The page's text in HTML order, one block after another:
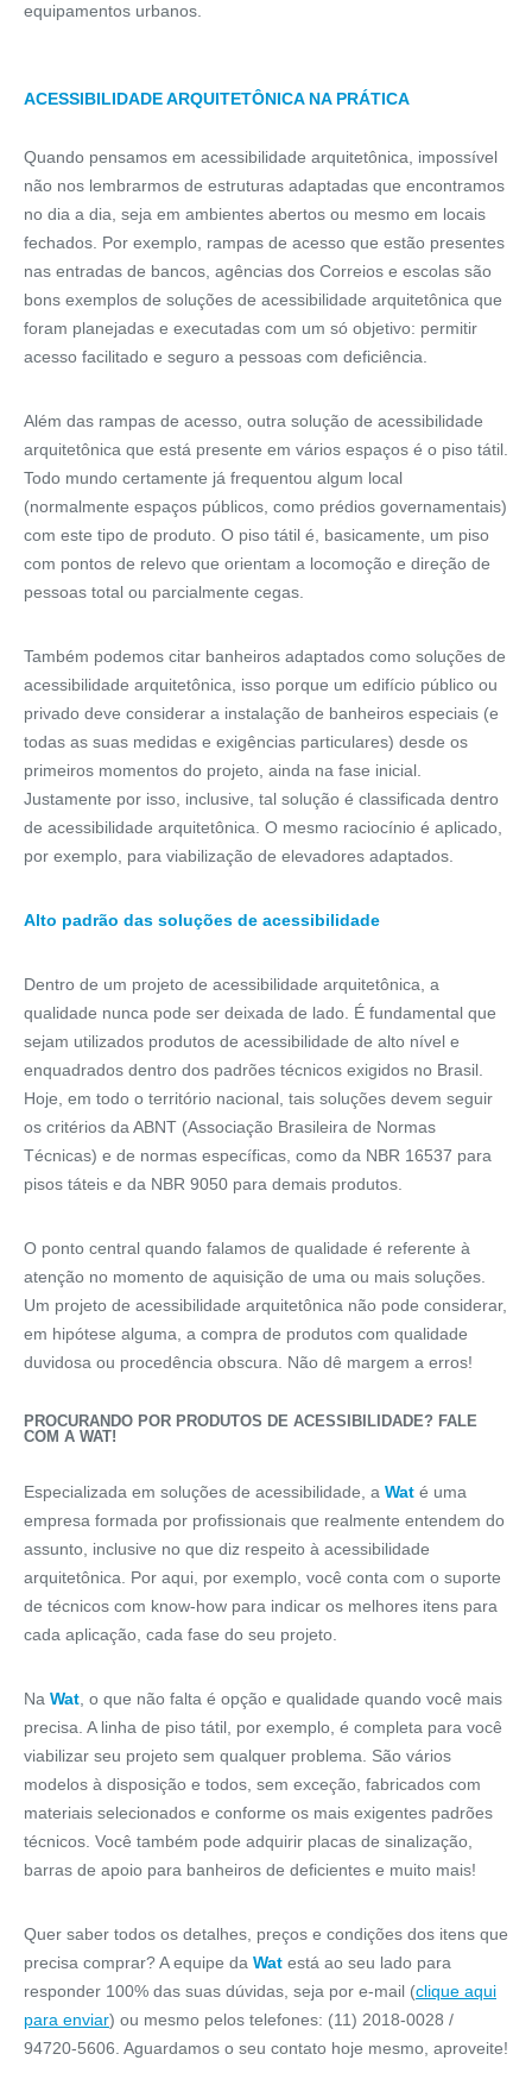
equipamentos urbanos.
ACESSIBILIDADE ARQUITETÔNICA NA PRÁTICA
Quando pensamos em acessibilidade arquitetônica, impossível
não nos lembrarmos de estruturas adaptadas que encontramos
no dia a dia, seja em ambientes abertos ou mesmo em locais
fechados. Por exemplo, rampas de acesso que estão presentes
nas entradas de bancos, agências dos Correios e escolas são
bons exemplos de soluções de acessibilidade arquitetônica que
foram planejadas e executadas com um só objetivo: permitir
acesso facilitado e seguro a pessoas com deficiência.
Além das rampas de acesso, outra solução de acessibilidade
arquitetônica que está presente em vários espaços é o piso tátil.
Todo mundo certamente já frequentou algum local
(normalmente espaços públicos, como prédios governamentais)
com este tipo de produto. O piso tátil é, basicamente, um piso
com pontos de relevo que orientam a locomoção e direção de
pessoas total ou parcialmente cegas.
Também podemos citar banheiros adaptados como soluções de
acessibilidade arquitetônica, isso porque um edifício público ou
privado deve considerar a instalação de banheiros especiais (e
todas as suas medidas e exigências particulares) desde os
primeiros momentos do projeto, ainda na fase inicial.
Justamente por isso, inclusive, tal solução é classificada dentro
de acessibilidade arquitetônica. O mesmo raciocínio é aplicado,
por exemplo, para viabilização de elevadores adaptados.
Alto padrão das soluções de acessibilidade
Dentro de um projeto de acessibilidade arquitetônica, a
qualidade nunca pode ser deixada de lado. É fundamental que
sejam utilizados produtos de acessibilidade de alto nível e
enquadrados dentro dos padrões técnicos exigidos no Brasil.
Hoje, em todo o território nacional, tais soluções devem seguir
os critérios da ABNT (Associação Brasileira de Normas
Técnicas) e de normas específicas, como da NBR 16537 para
pisos táteis e da NBR 9050 para demais produtos.
O ponto central quando falamos de qualidade é referente à
atenção no momento de aquisição de uma ou mais soluções.
Um projeto de acessibilidade arquitetônica não pode considerar,
em hipótese alguma, a compra de produtos com qualidade
duvidosa ou procedência obscura. Não dê margem a erros!
PROCURANDO POR PRODUTOS DE ACESSIBILIDADE? FALE
COM A WAT!
Especializada em soluções de acessibilidade, a Wat é uma
empresa formada por profissionais que realmente entendem do
assunto, inclusive no que diz respeito à acessibilidade
arquitetônica. Por aqui, por exemplo, você conta com o suporte
de técnicos com know-how para indicar os melhores itens para
cada aplicação, cada fase do seu projeto.
Na Wat , o que não falta é opção e qualidade quando você mais
precisa. A linha de piso tátil, por exemplo, é completa para você
viabilizar seu projeto sem qualquer problema. São vários
modelos à disposição e todos, sem exceção, fabricados com
materiais selecionados e conforme os mais exigentes padrões
técnicos. Você também pode adquirir placas de sinalização,
barras de apoio para banheiros de deficientes e muito mais!
Quer saber todos os detalhes, preços e condições dos itens que
precisa comprar? A equipe da Wat está ao seu lado para
responder 100% das suas dúvidas, seja por e-mail (clique aqui
para enviar) ou mesmo pelos telefones: (11) 2018-0028 /
94720-5606. Aguardamos o seu contato hoje mesmo, aproveite!